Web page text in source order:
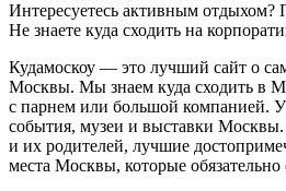
Интересуетесь активным отдыхом?
Не знаете куда сходить на
Кудамоскоу — это лучший сайт о
Москвы. Мы знаем куда сходить в
с парнем или большой компанией.
события, музеи и выставки
и их родителей, лучшие
места Москвы, которые обязательно